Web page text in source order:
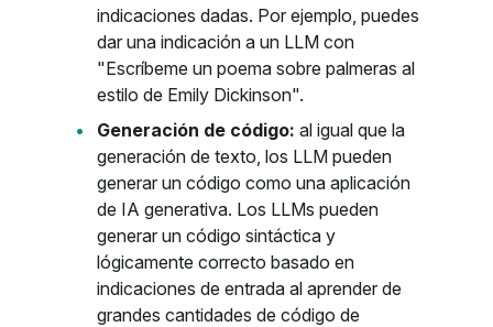
indicaciones dadas. Por ejemplo, puedes
dar una indicación a un LLM con
"Escríbeme un poema sobre palmeras al
estilo de Emily Dickinson".
Generación de código: al igual que la
generación de texto, los LLM pueden
generar un código como una aplicación
de IA generativa. Los LLMs pueden
generar un código sintáctica y
lógicamente correcto basado en
indicaciones de entrada al aprender de
grandes cantidades de código de